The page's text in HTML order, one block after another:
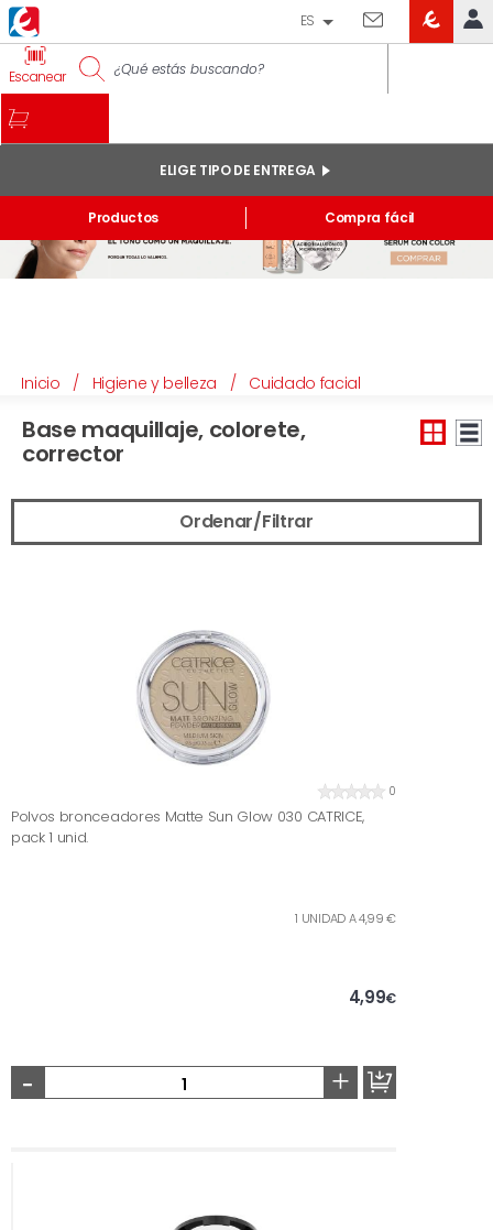
IDENTIFÍCATE
Pedidos online
Mis productos comprados en tienda y online
Listas
ES
Escanear
Productos
ELIGE TIPO DE ENTREGA
Compra fácil
Inicio / Higiene y belleza / Cuidado facial
Base maquillaje, colorete,
corrector
Ordenar/Filtrar
0
Polvos bronceadores Matte Sun Glow 030 CATRICE,
pack 1 unid.
1 UNIDAD A 4,99 €
4,99€
- +